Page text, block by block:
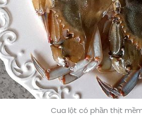
Cua lột có phần thịt